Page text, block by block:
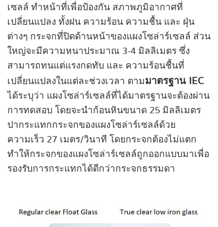
เซลล์ ทำหน้าที่เพื่อป้องกัน สภาพภูมิอากาศที่
เปลี่ยนแปลง ทั้งฝน ความร้อน ความชื้น และ ฝุ่น
ต่างๆ กระจกที่ปิดด้านหน้าของแผงโซล่าร์เซลล์ ส่วน
ใหญ่จะมีความหนาประมาณ 3-4 มิลลิเมตร ซึ่ง
สามารถทนแต่แรงกดทับ และ ความร้อนชื้นที่
เปลี่ยนแปลงในแต่ละช่วงเวลา ตามมาตรฐาน IEC
ได้ระบุว่า แผงโซล่าร์เซลล์ที่ได้มาตรฐานจะต้องผ่าน
การทดสอบ โดยจะนำก้อนหินขนาด 25 มิลลิเมตร
ปากระแทกกระจกของแผงโซล่าร์เซลล์ด้วย
ความเร็ว 27 เมตร/วินาที โดยกระจกต้องไม่แตก
ทำให้กระจกของแผงโซล่าร์เซลล์ถูกออกแบบมาเพื่อ
รองรับการกระแทกได้ดีกว่ากระจกธรรมดา